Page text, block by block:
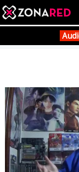
HOME
NOTICIAS
OPINIÓN
AVANCES
TRUCOS